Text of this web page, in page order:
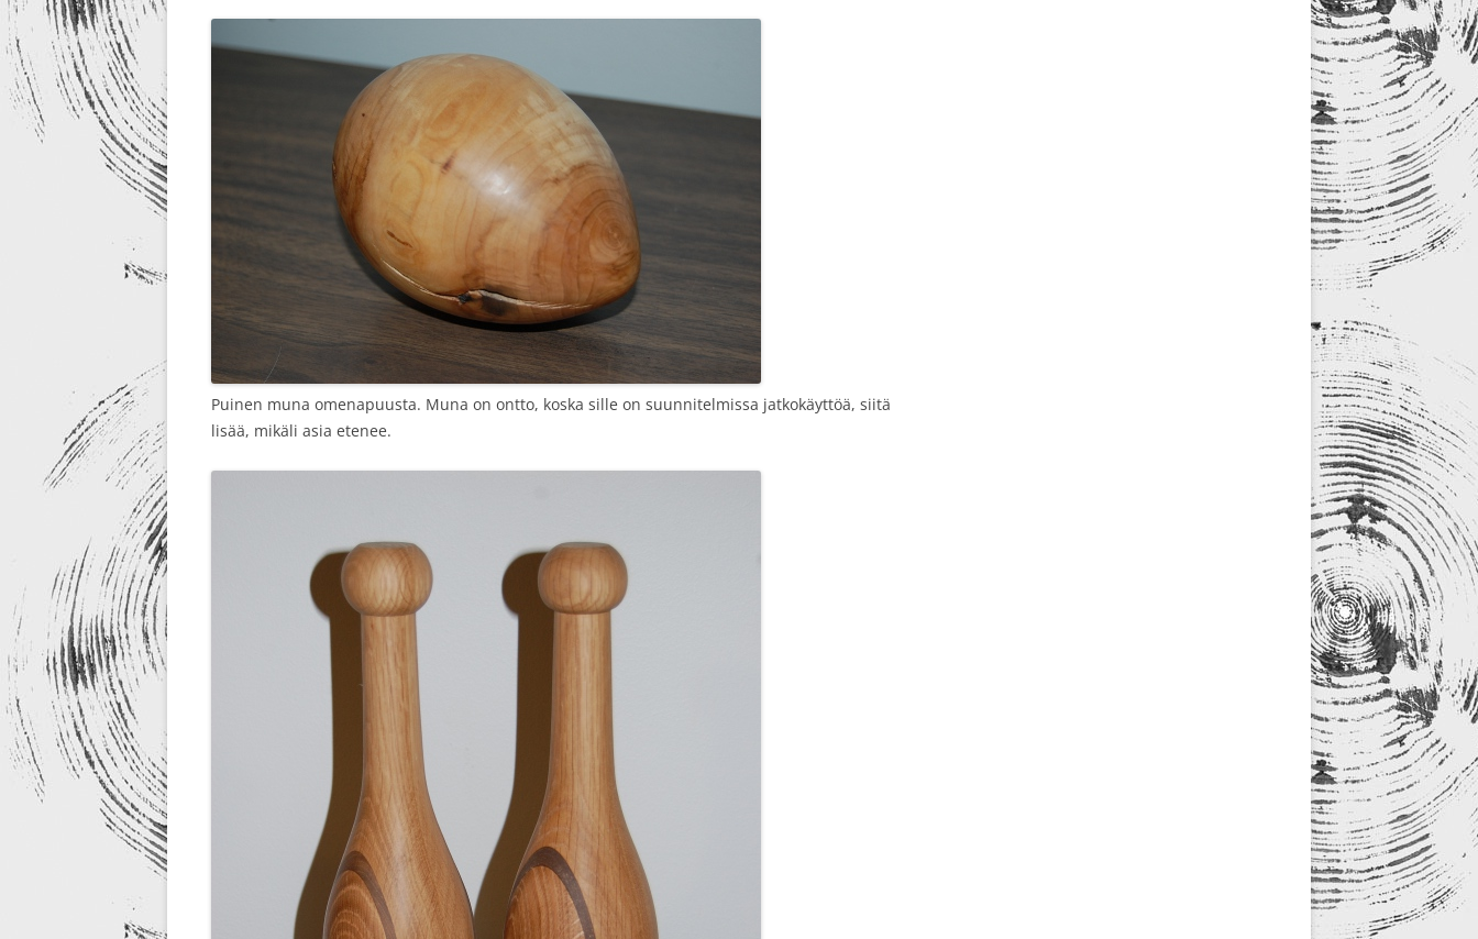
Puinen muna omenapuusta. Muna on ontto, koska sille on suunnitelmissa jatkokäyttöä, siitä
lisää, mikäli asia etenee.